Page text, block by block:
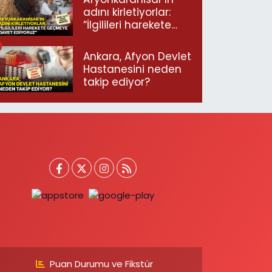
adını kirletiyorlar:
“İlgilileri harekete
ediyoruz”
Ankara, Afyon Devlet
Hastanesini neden
takip ediyor?
Puan Durumu ve Fikstür